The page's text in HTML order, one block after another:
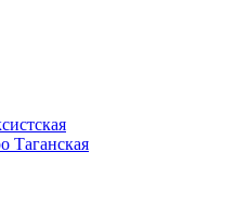
Таганская